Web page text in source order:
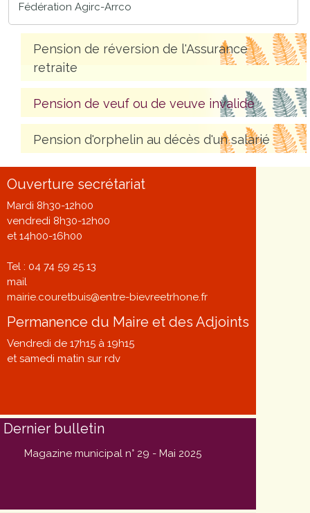
Fédération Agirc-Arrco
Pension de réversion de l'Assurance
retraite
Pension de veuf ou de veuve invalide
Pension d'orphelin au décès d'un salarié
Ouverture secrétariat
Mardi 8h30-12h00
vendredi 8h30-12h00
et 14h00-16h00
Tel : 04 74 59 25 13
mail
mairie.couretbuis@entre-bievreetrhone.fr
Permanence du Maire et des Adjoints
Vendredi de 17h15 à 19h15
et samedi matin sur rdv
Dernier bulletin
Magazine municipal n° 29 - Mai 2025